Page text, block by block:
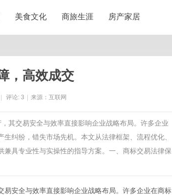
美食文化 商旅生涯 房产家居
，高效成交
评论: 3 来源：互联网
其交易安全与效率直接影响企业战略布局。许多企业
纠纷，错失市场先机。本文从法律框架、流程优化、
具专业性与实操性的指导方案。一、商标交易法律保
安全与效率直接影响企业战略布局。许多企业在商标